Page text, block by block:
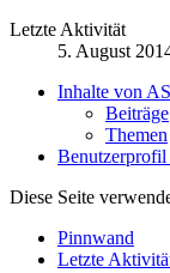
Letzte Aktivität
5. August
Inhalte von
Beiträge
Themen
Benutzerprofil
Diese Seite
Pinnwand
Letzte